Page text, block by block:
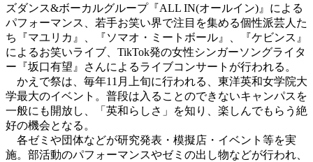
ズダンス&ボーカルグループ『ALL IN(オールイン)』による
パフォーマンス、若手お笑い界で注目を集める個性派芸人た
ち『マユリカ』、『ソマオ・ミートボール』、『ケビンス』
によるお笑いライブ、TikTok発の女性シンガーソングライタ
ー『坂口有望』さんによるライブコンサートが行われる。
かえで祭は、毎年11月上旬に行われる、東洋英和女学院大
学最大のイベント。普段は入ることのできないキャンパスを
一般にも開放し、「英和らしさ」を知り、楽しんでもらう絶
好の機会となる。
各ゼミや団体などが研究発表・模擬店・イベント等を実
施。部活動のパフォーマンスやゼミの出し物などが行われ、